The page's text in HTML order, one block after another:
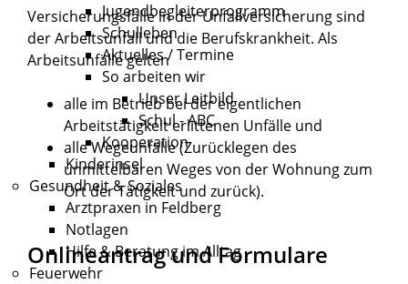
Jugendbegleiterprogramm
Schulleben
Aktuelles / Termine
So arbeiten wir
Unser Leitbild
Schul - ABC
Kooperation
Kinderinsel
Gesundheit & Soziales
Arztpraxen in Feldberg
Notlagen
Hilfe & Beratung im Alltag
Feuerwehr
Versicherungsfälle in der Unfallversicherung sind
der Arbeitsunfall und die Berufskrankheit. Als
Arbeitsunfälle gelten
alle im Betrieb bei der eigentlichen
Arbeitstätigkeit erlittenen Unfälle und
alle Wegeunfälle (Zurücklegen des
unmittelbaren Weges von der Wohnung zum
Ort der Tätigkeit und zurück).
Onlineantrag und Formulare